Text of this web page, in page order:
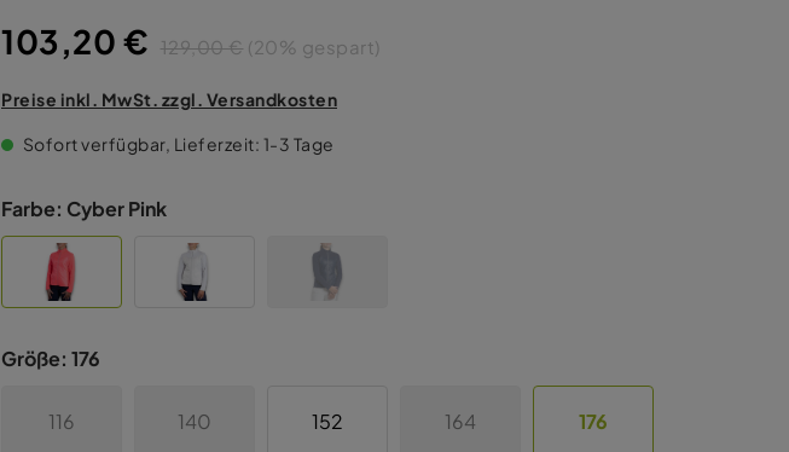
103,20 € 129,00 € (20% gespart)
Preise inkl. MwSt. zzgl. Versandkosten
Sofort verfügbar, Lieferzeit: 1-3 Tage
Farbe: Cyber Pink
Größe: 176
116 140 152 164 176